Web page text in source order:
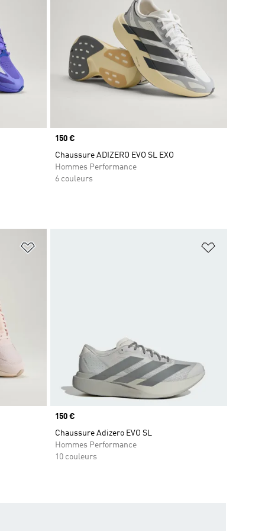
Prix
150 €
Chaussure ADIZERO EVO SL EXO
Hommes Performance
6 couleurs
Prix
150 €
Chaussure Adizero EVO SL
Hommes Performance
10 couleurs